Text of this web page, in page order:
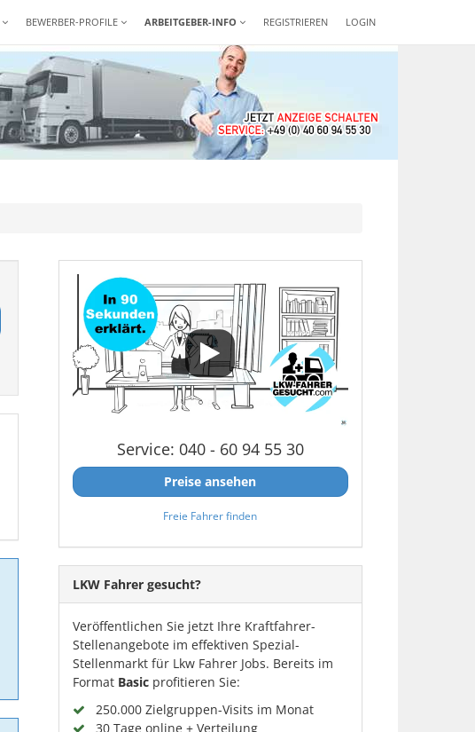
REGISTRIEREN LOGIN
BEWERBER-PROFILE ARBEITGEBER-INFO
Service: 040 - 60 94 55 30
Preise ansehen
Freie Fahrer finden
LKW Fahrer gesucht?
Veröffentlichen Sie jetzt Ihre Kraftfahrer-
Stellenangebote im effektiven Spezial-
Stellenmarkt für Lkw Fahrer Jobs. Bereits im
Format Basicprofitieren Sie:
250.000 Zielgruppen-Visits im Monat
30 Tage online + Verteilung